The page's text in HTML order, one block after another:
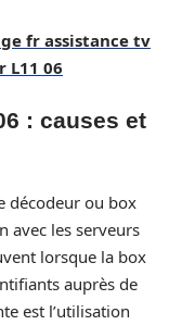
fr assistance tv
L11 06
: causes et
décodeur ou box
avec les serveurs
lorsque la box
auprès de
est l’utilisation